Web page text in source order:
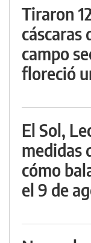
Tiraron
cáscaras
campo
floreció
El Sol,
medidas
cómo
el 9 de